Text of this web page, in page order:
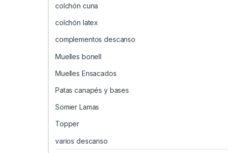
colchón cuna
colchón latex
complementos descanso
Muelles bonell
Muelles Ensacados
Patas canapés y bases
Somier Lamas
Topper
varios descanso